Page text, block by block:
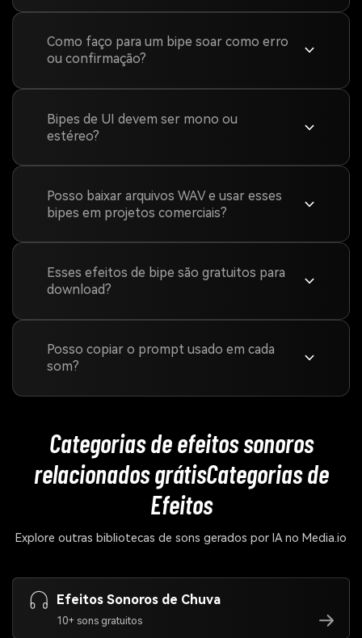
Como faço para um bipe soar como erro
ou confirmação?
Bipes de UI devem ser mono ou
estéreo?
Posso baixar arquivos WAV e usar esses
bipes em projetos comerciais?
Esses efeitos de bipe são gratuitos para
download?
Posso copiar o prompt usado em cada
som?
Categorias de efeitos sonoros
relacionados grátisCategorias de
Efeitos
Explore outras bibliotecas de sons gerados por IA no Media.io
Efeitos Sonoros de Chuva
10+ sons gratuitos